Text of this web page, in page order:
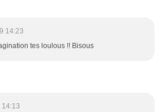
14:23
tes loulous !! Bisous